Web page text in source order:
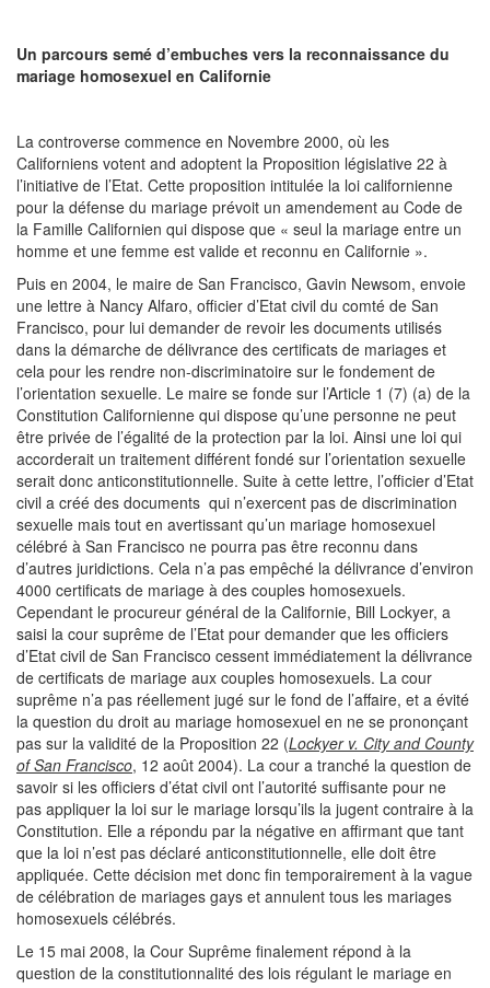
Un parcours semé d’embuches vers la reconnaissance du
mariage homosexuel en Californie
La controverse commence en Novembre 2000, où les
Californiens votent and adoptent la Proposition législative 22 à
l’initiative de l’Etat. Cette proposition intitulée la loi californienne
pour la défense du mariage prévoit un amendement au Code de
la Famille Californien qui dispose que « seul la mariage entre un
homme et une femme est valide et reconnu en Californie ».
Puis en 2004, le maire de San Francisco, Gavin Newsom, envoie
une lettre à Nancy Alfaro, officier d’Etat civil du comté de San
Francisco, pour lui demander de revoir les documents utilisés
dans la démarche de délivrance des certificats de mariages et
cela pour les rendre non-discriminatoire sur le fondement de
l’orientation sexuelle. Le maire se fonde sur l’Article 1 (7) (a) de la
Constitution Californienne qui dispose qu’une personne ne peut
être privée de l’égalité de la protection par la loi. Ainsi une loi qui
accorderait un traitement différent fondé sur l’orientation sexuelle
serait donc anticonstitutionnelle. Suite à cette lettre, l’officier d’Etat
civil a créé des documents qui n’exercent pas de discrimination
sexuelle mais tout en avertissant qu’un mariage homosexuel
célébré à San Francisco ne pourra pas être reconnu dans
d’autres juridictions. Cela n’a pas empêché la délivrance d’environ
4000 certificats de mariage à des couples homosexuels.
Cependant le procureur général de la Californie, Bill Lockyer, a
saisi la cour suprême de l’Etat pour demander que les officiers
d’Etat civil de San Francisco cessent immédiatement la délivrance
de certificats de mariage aux couples homosexuels. La cour
suprême n’a pas réellement jugé sur le fond de l’affaire, et a évité
la question du droit au mariage homosexuel en ne se prononçant
pas sur la validité de la Proposition 22 (Lockyer v. City and County
of San Francisco, 12 août 2004). La cour a tranché la question de
savoir si les officiers d’état civil ont l’autorité suffisante pour ne
pas appliquer la loi sur le mariage lorsqu’ils la jugent contraire à la
Constitution. Elle a répondu par la négative en affirmant que tant
que la loi n’est pas déclaré anticonstitutionnelle, elle doit être
appliquée. Cette décision met donc fin temporairement à la vague
de célébration de mariages gays et annulent tous les mariages
homosexuels célébrés.
Le 15 mai 2008, la Cour Suprême finalement répond à la
question de la constitutionnalité des lois régulant le mariage en